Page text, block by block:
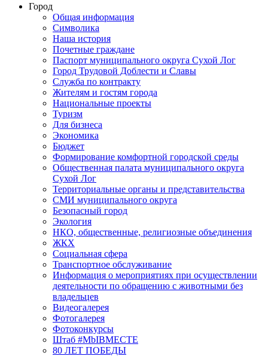
Город
Общая информация
Символика
Наша история
Почетные граждане
Паспорт муниципального округа Сухой Лог
Город Трудовой Доблести и Славы
Служба по контракту
Жителям и гостям города
Национальные проекты
Туризм
Для бизнеса
Экономика
Бюджет
Формирование комфортной городской среды
Общественная палата муниципального округа
Сухой Лог
Территориальные органы и представительства
СМИ муниципального округа
Безопасный город
Экология
НКО, общественные, религиозные объединения
ЖКХ
Социальная сфера
Транспортное обслуживание
Информация о мероприятиях при осуществлении
деятельности по обращению с животными без
владельцев
Видеогалерея
Фотогалерея
Фотоконкурсы
Штаб #MbIBMECTE
80 ЛЕТ ПОБЕДЫ